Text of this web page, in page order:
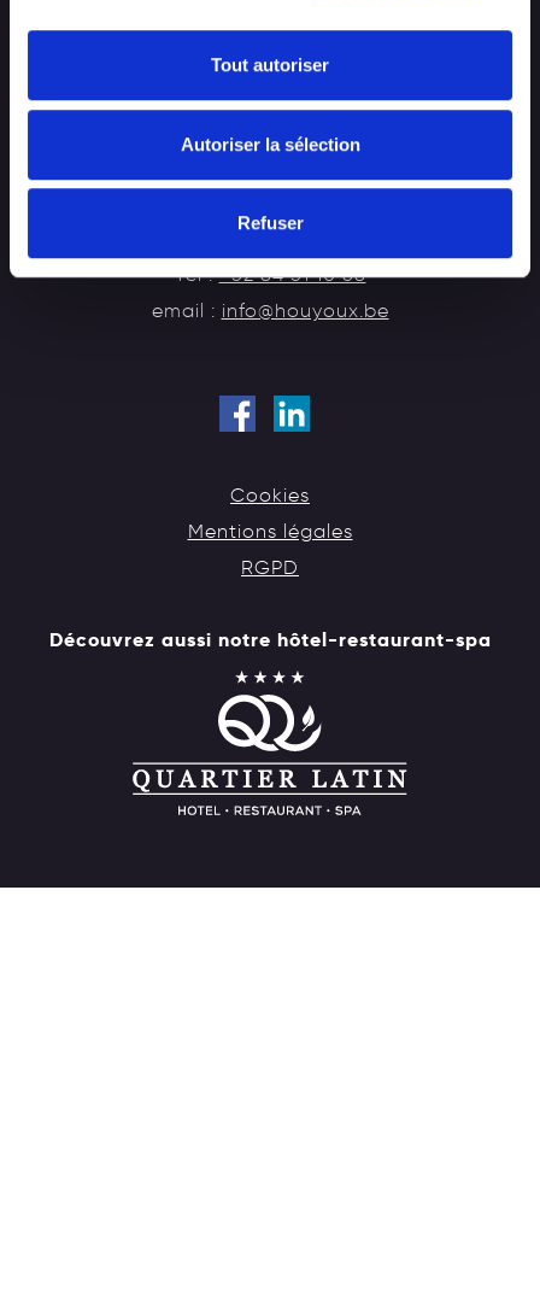
Tout autoriser
Autoriser la sélection
Refuser
HOUYOUX CONSTRUCTIONS
Chaussée de Rochefort, 29
B-6900 Marche-en-Famenne (Marloie)
BELGIQUE
Tel :+32 84 31 10 68
email : info@houyoux.be
Cookies
Mentions légales
RGPD
Découvrez aussi notre hôtel-restaurant-spa